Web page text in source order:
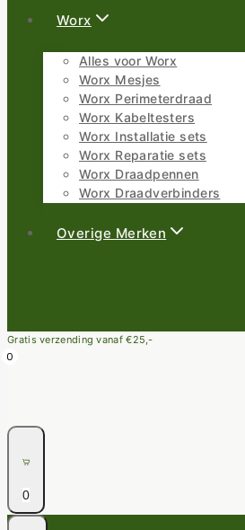
Worx
Alles voor Worx
Worx Mesjes
Worx Perimeterdraad
Worx Kabeltesters
Worx Installatie sets
Worx Reparatie sets
Worx Draadpennen
Worx Draadverbinders
Overige Merken
Gratis verzending vanaf €25,-
0
0